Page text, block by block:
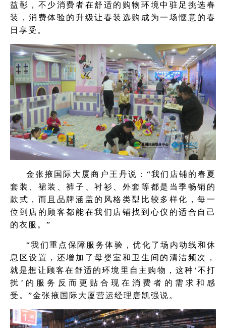
益彰，不少消费者在舒适的购物环境中驻足挑选春
装，消费体验的升级让春装选购成为一场惬意的春
日享受。
金张掖国际大厦商户王丹说：“我们店铺的春夏
套装、裙装、裤子、衬衫、外套等都是当季畅销的
款式，而且品牌涵盖的风格类型比较多样化，每一
位到店的顾客都能在我们店铺找到心仪的适合自己
的衣服。”
“我们重点保障服务体验，优化了场内动线和休
息区设置，还增加了母婴室和卫生间的清洁频次，
就是想让顾客在舒适的环境里自主购物，这种‘不打
扰’的服务反而更贴合现在消费者的需求和感
受。”金张掖国际大厦营运经理唐凯强说。